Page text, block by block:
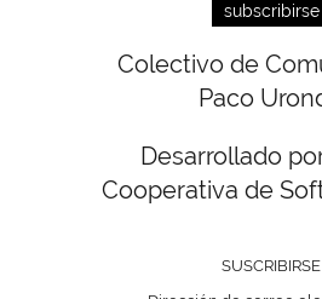
subscribirse
Colectivo de
Paco
Desarrollado
Cooperativa de
SUSCRIBIRSE